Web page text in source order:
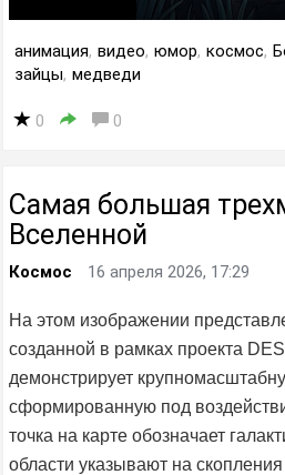
анимация, видео, юмор, космос,
зайцы, медведи
0 0
Самая большая
Вселенной
Космос 16 апреля 2026, 17:29
На этом изображении
созданной в рамках проекта
демонстрирует
сформированную под
точка на карте обозначает
области указывают на